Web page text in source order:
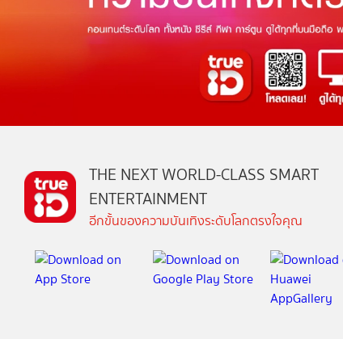
THE NEXT WORLD-CLASS SMART
ENTERTAINMENT
อีกขั้นของความบันเทิงระดับโลกตรงใจคุณ